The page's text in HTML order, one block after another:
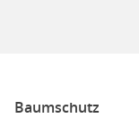
Baumschutz